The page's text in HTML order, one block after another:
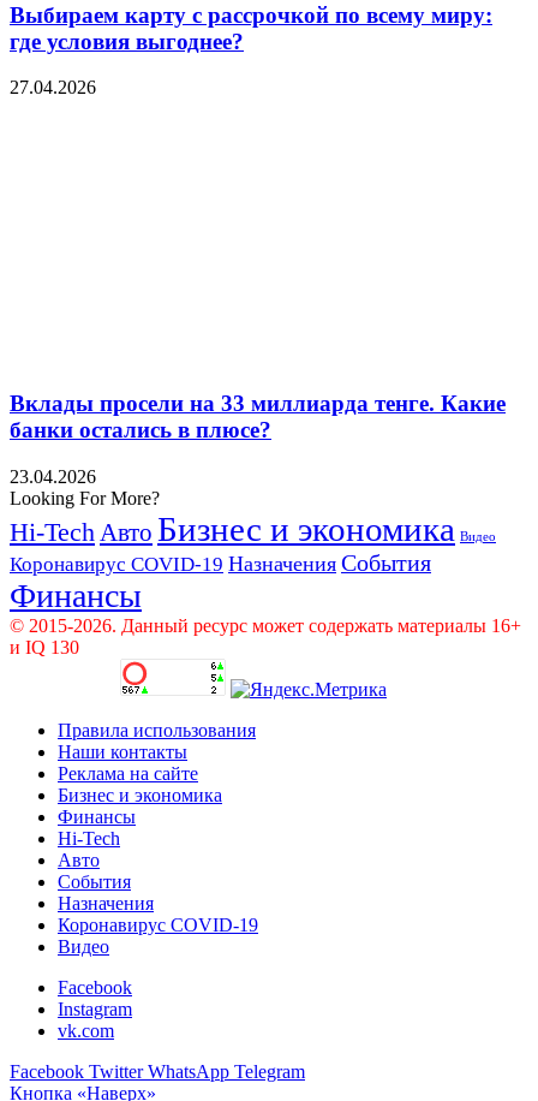
Выбираем карту с рассрочкой по всему миру:
где условия выгоднее?
27.04.2026
Вклады просели на 33 миллиарда тенге. Какие
банки остались в плюсе?
23.04.2026
Looking For More?
Hi-Tech Авто Бизнес и экономика Видео
Коронавирус COVID-19 Назначения События
Финансы
© 2015-2026. Данный ресурс может содержать материалы 16+
и IQ 130
Правила использования
Наши контакты
Реклама на сайте
Бизнес и экономика
Финансы
Hi-Tech
Авто
События
Назначения
Коронавирус COVID-19
Видео
Facebook
Instagram
vk.com
Facebook Twitter WhatsApp Telegram
Кнопка «Наверх»